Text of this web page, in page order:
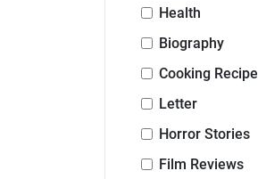
Health
Biography
Cooking Recipe
Letter
Horror Stories
Film Reviews